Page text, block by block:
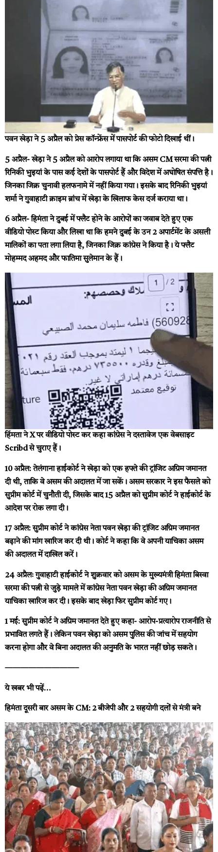
पवन खेड़ा ने 5 अप्रैल को प्रेस कॉन्फ्रेंस में पासपोर्ट की फोटो दिखाई थीं।
5 अप्रैल-खेड़ा ने 5 अप्रैल को आरोप लगाया था कि असम CM सरमा की पत्नी
रिनिकी भुइयां के पास कई देशों के पासपोर्ट हैं और विदेश में अघोषित संपत्ति है।
जिनका जिक्र चुनावी हलफनामे में नहीं किया गया। इसके बाद रिनिकी भुइयां
शर्मा ने गुवाहाटी क्राइम ब्रांच में खेड़ा के खिलाफ केस दर्ज कराया था।
6 अप्रैल-हिमंता ने दुबई में फ्लैट होने के आरोपों का जवाब देते हुए एक
वीडियो पोस्ट किया और लिखा था कि हमने दुबई के उन 2 अपार्टमेंट के असली
मालिकों का पता लगा लिया है, जिनका जिक्र कांग्रेस ने किया है। ये फ्लैट
मोहम्मद अहमद और फातिमा सुलेमान के हैं।
हिंमता ने X पर वीडियो पोस्ट कर कहा कांग्रेस ने दस्तावेज एक वेबसाइट
Scribd से चुराए हैं।
10 अप्रैल:तेलंगाना हाईकोर्ट ने खेड़ा को एक हफ्ते की ट्रांजिट अग्रिम जमानत
दी थी, ताकि वे असम की अदालत में जा सकें। असम सरकार ने इस फैसले को
सुप्रीम कोर्ट में चुनौती दी, जिसके बाद 15 अप्रैल को सुप्रीम कोर्ट ने हाईकोर्ट के
आदेश पर रोक लगा दी।
17 अप्रैल:सुप्रीम कोर्ट ने कांग्रेस नेता पवन खेड़ा की ट्रांजिट अग्रिम जमानत
बढ़ाने की मांग खारिज कर दी थी। कोर्ट ने कहा कि वे अपनी याचिका असम
की अदालत में दाखिल करें।
24 अप्रैलःगुवाहाटी हाईकोर्ट ने शुक्रवार को असम के मुख्यमंत्री हिमंता बिस्वा
सरमा की पत्नी से जुड़े मामले में कांग्रेस नेता पवन खेड़ा की अग्रिम जमानत
याचिका खारिज कर दी। इसके बाद खेड़ा फिर सुप्रीम कोर्ट गए।
1 मई:सुप्रीम कोर्ट ने अग्रिम जमानत देते हुए कहा- आरोप-प्रत्यारोप राजनीति से
प्रभावित लगते हैं। लेकिन पवन खेड़ा को असम पुलिस की जांच में सहयोग
करना होगा और वे बिना अदालत की अनुमति के भारत नहीं छोड़ सकते।
—————————–
ये खबर भी पढ़ें…
हिमंता दूसरी बार असम के CM: 2 बीजेपी और 2 सहयोगी दलों से मंत्री बने